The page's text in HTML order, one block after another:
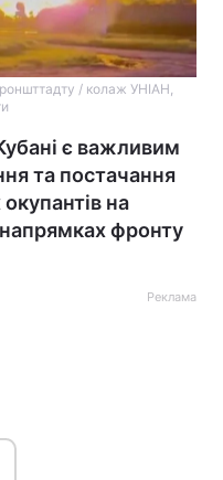
/ колаж УНІАН,
є важливим
та постачання
на
фронту
Реклама